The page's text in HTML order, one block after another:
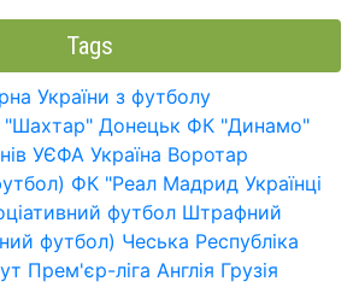
Tags
України з футболу
Донецьк ФК "Динамо"
УЄФА Україна Воротар
ФК "Реал Мадрид Українці
футбол Штрафний
футбол) Чеська Республіка
Прем'єр-ліга Англія Грузія